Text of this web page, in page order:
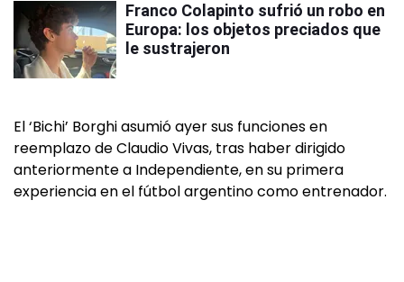
Franco Colapinto sufrió un robo en
Europa: los objetos preciados que
le sustrajeron
El ‘Bichi’ Borghi asumió ayer sus funciones en
reemplazo de Claudio Vivas, tras haber dirigido
anteriormente a Independiente, en su primera
experiencia en el fútbol argentino como entrenador.